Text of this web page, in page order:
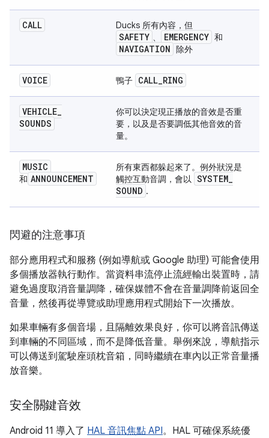
CALL Ducks 所有內容，但
SAFETY 、 EMERGENCY 和
NAVIGATION 除外
VOICE 鴨子 CALL RING
VEHICLE
SOUNDS
你可以決定現正播放的音效是否重
要，以及是否要調低其他音效的音
量。
MUSIC
和 ANNOUNCEMENT
所有東西都躲起來了。例外狀況是
觸控互動音調，會以 SYSTEM
SOUND .
閃避的注意事項
部分應用程式和服務 (例如導航或 Google 助理) 可能會使用
多個播放器執行動作。當資料串流停止流經輸出裝置時，請
避免過度取消音量調降，確保媒體不會在音量調降前返回全
音量，然後再從導覽或助理應用程式開始下一次播放。
如果車輛有多個音場，且隔離效果良好，你可以將音訊傳送
到車輛的不同區域，而不是降低音量。舉例來說，導航指示
可以傳送到駕駛座頭枕音箱，同時繼續在車內以正常音量播
放音樂。
安全關鍵音效
Android 11 導入了 HAL 音訊焦點 API。HAL 可確保系統優